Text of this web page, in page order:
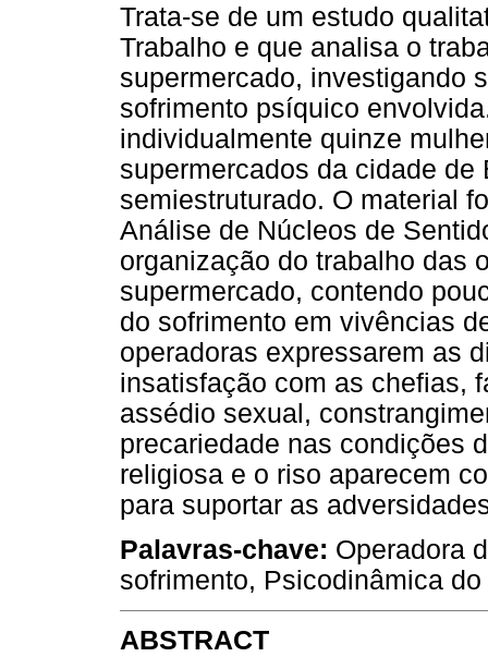
Trata-se de um estudo
Trabalho e que analisa o
supermercado, investigando
sofrimento psíquico
individualmente quinze
supermercados da cidade de
semiestruturado. O material
Análise de Núcleos de
organização do trabalho das
supermercado, contendo
do sofrimento em vivências
operadoras expressarem as
insatisfação com as chefias,
assédio sexual,
precariedade nas condições
religiosa e o riso aparecem
para suportar as
Palavras-chave: Operadora
sofrimento, Psicodinâmica
ABSTRACT